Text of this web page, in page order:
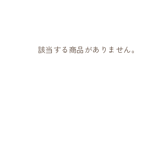
該当する商品がありません。